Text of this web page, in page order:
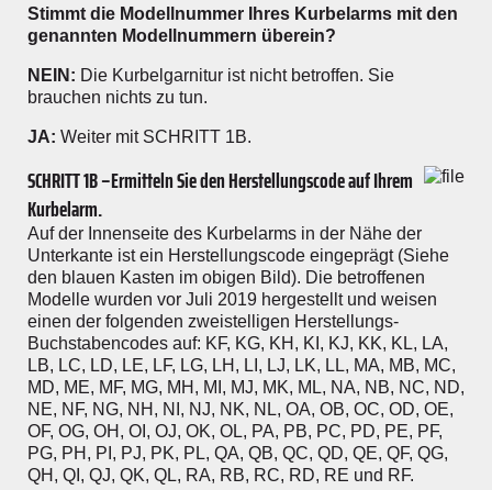
Stimmt die Modellnummer Ihres Kurbelarms mit den
genannten Modellnummern überein?
NEIN: Die Kurbelgarnitur ist nicht betroffen. Sie
brauchen nichts zu tun.
JA: Weiter mit SCHRITT 1B.
SCHRITT 1B –Ermitteln Sie den Herstellungscode auf Ihrem
Kurbelarm.
Auf der Innenseite des Kurbelarms in der Nähe der
Unterkante ist ein Herstellungscode eingeprägt (Siehe
den blauen Kasten im obigen Bild). Die betroffenen
Modelle wurden vor Juli 2019 hergestellt und weisen
einen der folgenden zweistelligen Herstellungs-
Buchstabencodes auf: KF, KG, KH, KI, KJ, KK, KL, LA,
LB, LC, LD, LE, LF, LG, LH, LI, LJ, LK, LL, MA, MB, MC,
MD, ME, MF, MG, MH, MI, MJ, MK, ML, NA, NB, NC, ND,
NE, NF, NG, NH, NI, NJ, NK, NL, OA, OB, OC, OD, OE,
OF, OG, OH, OI, OJ, OK, OL, PA, PB, PC, PD, PE, PF,
PG, PH, PI, PJ, PK, PL, QA, QB, QC, QD, QE, QF, QG,
QH, QI, QJ, QK, QL, RA, RB, RC, RD, RE und RF.